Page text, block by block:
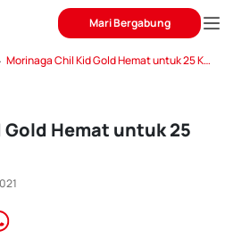
Mari Bergabung
Morinaga Chil Kid Gold Hemat untuk 25 Kali
Hemat untuk 25